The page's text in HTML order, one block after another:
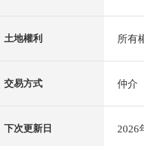
土地權利 所有
交易方式 仲介
下次更新日 2026